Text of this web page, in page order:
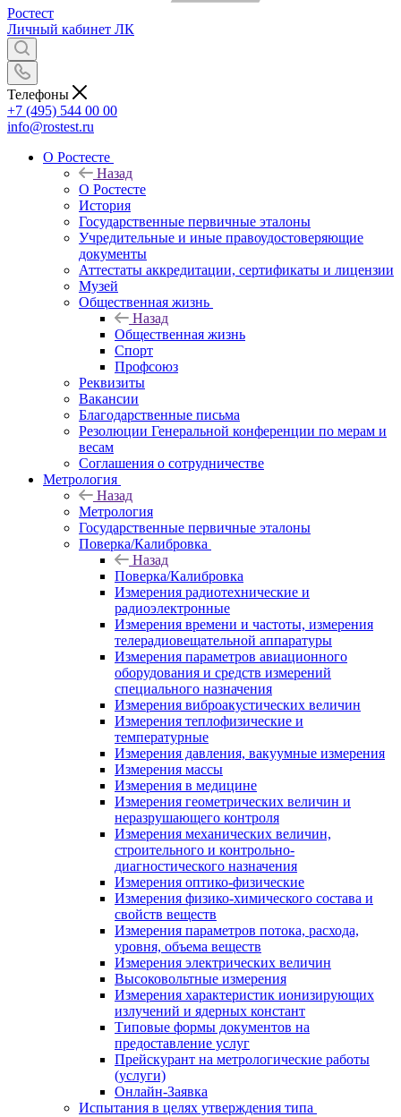
Ростест
Личный кабинет ЛК
Телефоны
+7 (495) 544 00 00
info@rostest.ru
О Ростесте
Назад
О Ростесте
История
Государственные первичные эталоны
Учредительные и иные правоудостоверяющие
документы
Аттестаты аккредитации, сертификаты и лицензии
Музей
Общественная жизнь
Назад
Общественная жизнь
Спорт
Профсоюз
Реквизиты
Вакансии
Благодарственные письма
Резолюции Генеральной конференции по мерам и
весам
Соглашения о сотрудничестве
Метрология
Назад
Метрология
Государственные первичные эталоны
Поверка/Калибровка
Назад
Поверка/Калибровка
Измерения радиотехнические и
радиоэлектронные
Измерения времени и частоты, измерения
телерадиовещательной аппаратуры
Измерения параметров авиационного
оборудования и средств измерений
специального назначения
Измерения виброакустических величин
Измерения теплофизические и
температурные
Измерения давления, вакуумные измерения
Измерения массы
Измерения в медицине
Измерения геометрических величин и
неразрушающего контроля
Измерения механических величин,
строительного и контрольно-
диагностического назначения
Измерения оптико-физические
Измерения физико-химического состава и
свойств веществ
Измерения параметров потока, расхода,
уровня, объема веществ
Измерения электрических величин
Высоковольтные измерения
Измерения характеристик ионизирующих
излучений и ядерных констант
Типовые формы документов на
предоставление услуг
Прейскурант на метрологические работы
(услуги)
Онлайн-Заявка
Испытания в целях утверждения типа